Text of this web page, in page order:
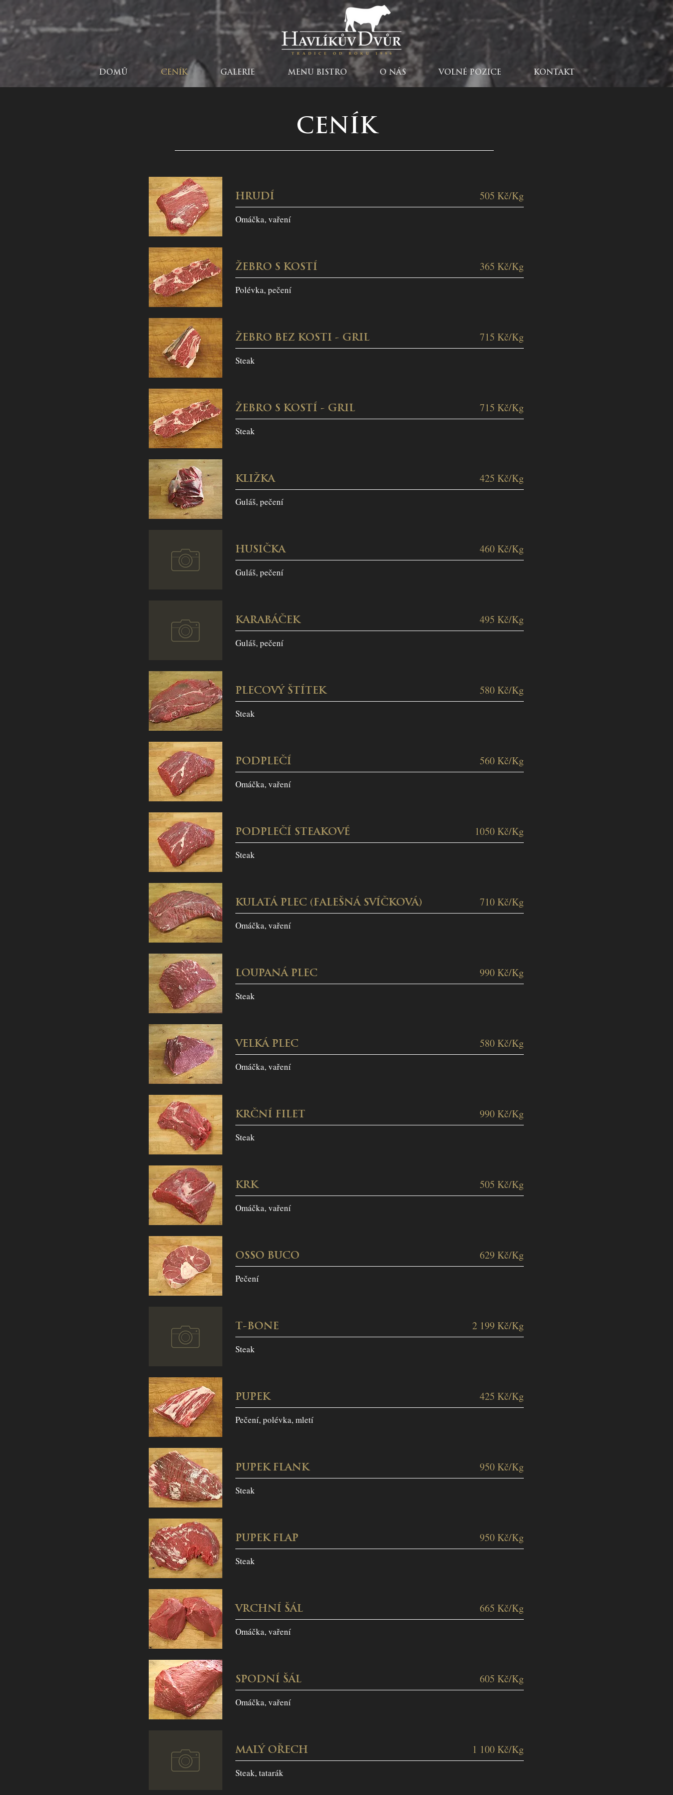
DOMŮ CENÍK GALERIE MENU BISTRO O NÁS VOLNÉ POZICE KONTAKT
CENÍK
HRUDÍ 505 Kč/Kg
Omáčka, vaření
ŽEBRO S KOSTÍ 365 Kč/Kg
Polévka, pečení
ŽEBRO BEZ KOSTI - GRIL 715 Kč/Kg
Steak
ŽEBRO S KOSTÍ - GRIL 715 Kč/Kg
Steak
KLIŽKA 425 Kč/Kg
Guláš, pečení
HUSIČKA 460 Kč/Kg
Guláš, pečení
KARABÁČEK 495 Kč/Kg
Guláš, pečení
PLECOVÝ ŠTÍTEK 580 Kč/Kg
Steak
PODPLEČÍ 560 Kč/Kg
Omáčka, vaření
PODPLEČÍ STEAKOVÉ 1050 Kč/Kg
Steak
KULATÁ PLEC (FALEŠNÁ SVÍČKOVÁ) 710 Kč/Kg
Omáčka, vaření
LOUPANÁ PLEC 990 Kč/Kg
Steak
VELKÁ PLEC 580 Kč/Kg
Omáčka, vaření
KRČNÍ FILET 990 Kč/Kg
Steak
KRK 505 Kč/Kg
Omáčka, vaření
OSSO BUCO 629 Kč/Kg
Pečení
T-BONE 2 199 Kč/Kg
Steak
PUPEK 425 Kč/Kg
Pečení, polévka, mletí
PUPEK FLANK 950 Kč/Kg
Steak
PUPEK FLAP 950 Kč/Kg
Steak
VRCHNÍ ŠÁL 665 Kč/Kg
Omáčka, vaření
SPODNÍ ŠÁL 605 Kč/Kg
Omáčka, vaření
MALÝ OŘECH 1 100 Kč/Kg
Steak, tatarák